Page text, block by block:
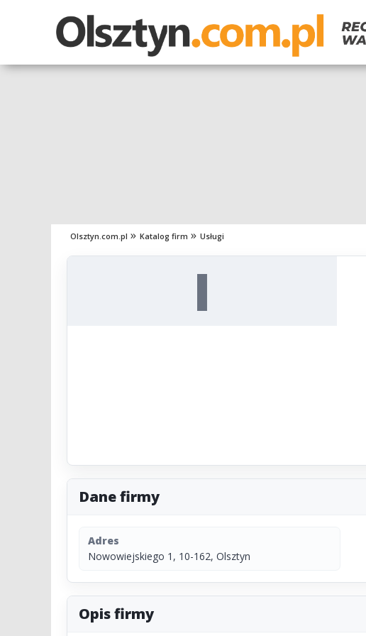
Olsztyn.com.pl Katalog firm Usługi
I
Dane firmy
Adres
Nowowiejskiego 1, 10-162, Olsztyn
Opis firmy